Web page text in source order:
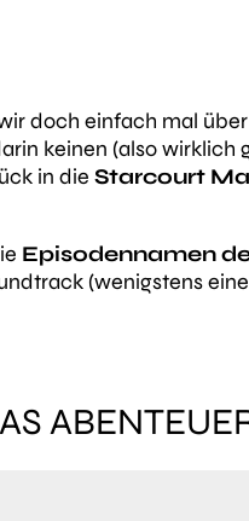
doch einfach mal
keinen (also wirklich
in die Starcourt
Episodennamen
(wenigstens